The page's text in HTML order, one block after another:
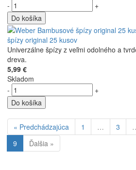
-
+
Do košíka
špízy original 25 kusov
Univerzálne špízy z veľmi odolného a
dreva.
5,99 €
Skladom
-
+
Do košíka
« Predchádzajúca 1 … 3
9
Ďalšia »